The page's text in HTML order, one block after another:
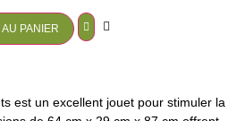
PANIER
est un excellent jouet pour stimuler la